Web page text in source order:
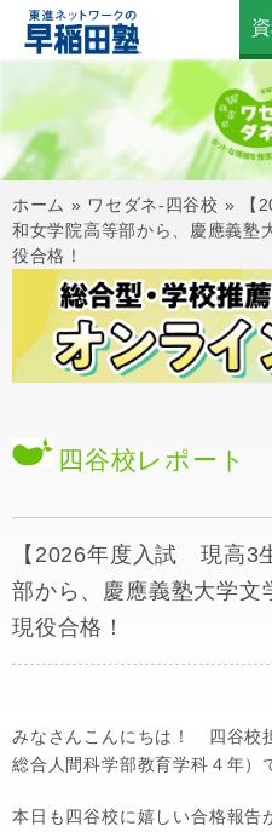
ホーム » ワセダネ-四谷校 »
【
和女学院高等部から、慶應義塾
役合格！
四谷校レポート
【2026年度入試 現高3
部から、慶應義塾大学文
現役合格！
みなさんこんにちは！ 四谷校
総合人間科学部教育学科４年）
本日も四谷校に嬉しい合格報告